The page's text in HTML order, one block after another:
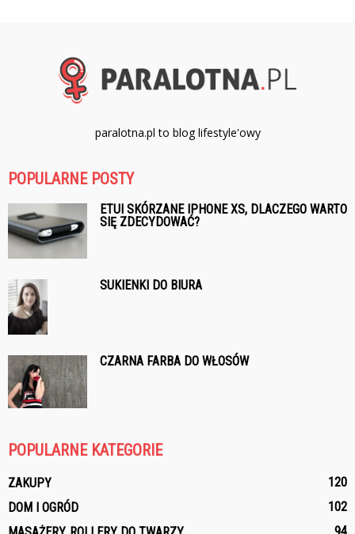
paralotna.pl to blog lifestyle'owy
POPULARNE POSTY
ETUI SKÓRZANE IPHONE XS, DLACZEGO WARTO
SIĘ ZDECYDOWAĆ?
SUKIENKI DO BIURA
CZARNA FARBA DO WŁOSÓW
POPULARNE KATEGORIE
ZAKUPY
120
DOM I OGRÓD
102